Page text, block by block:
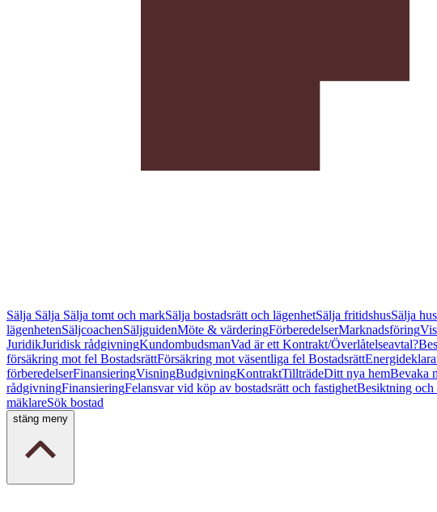
Sälja Sälja Sälja tomt och markSälja bostadsrätt och lägenhetSälja fritidshusSälja hus
lägenhetenSäljcoachenSäljguidenMöte & värderingFörberedelserMarknadsföring
JuridikJuridisk rådgivningKundombudsmanVad är ett Kontrakt/Överlåtelseavtal?
försäkring mot fel BostadsrättFörsäkring mot väsentliga fel Bostadsrätt
förberedelserFinansieringVisningBudgivningKontraktTillträdeDitt nya hemBevaka
rådgivningFinansieringFelansvar vid köp av bostadsrätt och fastighetBesiktning och
mäklareSök bostad
stäng meny